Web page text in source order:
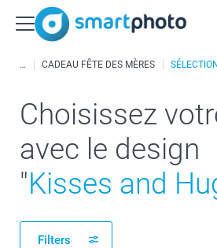
CADEAU FÊTE DES MÈRES
Choisissez
avec le design
"Kisses and
Filters